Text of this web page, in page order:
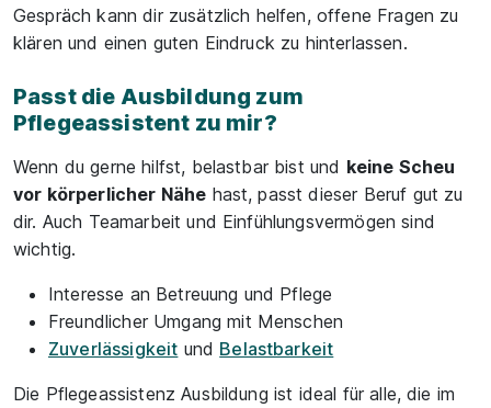
Gespräch kann dir zusätzlich helfen, offene Fragen zu
klären und einen guten Eindruck zu hinterlassen.
Passt die Ausbildung zum
Pflegeassistent zu mir?
Wenn du gerne hilfst, belastbar bist und keine Scheu
vor körperlicher Nähe hast, passt dieser Beruf gut zu
dir. Auch Teamarbeit und Einfühlungsvermögen sind
wichtig.
Interesse an Betreuung und Pflege
Freundlicher Umgang mit Menschen
Zuverlässigkeit und Belastbarkeit
Die Pflegeassistenz Ausbildung ist ideal für alle, die im